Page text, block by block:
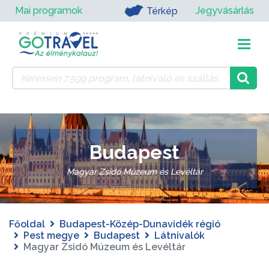
Mai programok Térkép Jegyvásárlás
Budapest
Magyar Zsidó Múzeum és Levéltár
Főoldal
Budapest-Közép-Dunavidék régió
Pest megye
Budapest
Látnivalók
Magyar Zsidó Múzeum és Levéltár